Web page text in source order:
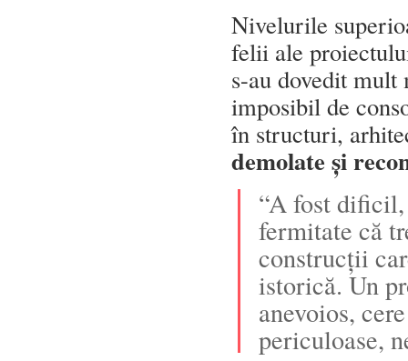
Nivelurile
felii ale
s-au dovedit mult
imposibil de
în structuri,
demolate și
“A fost dificil,
fermitate că
construcții
istorică. Un
anevoios,
periculoase,